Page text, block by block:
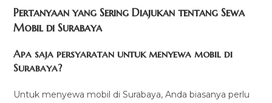
Pertanyaan yang Sering Diajukan tentang Sewa
Mobil di Surabaya
Apa saja persyaratan untuk menyewa mobil di
Surabaya?
Untuk menyewa mobil di Surabaya, Anda biasanya perlu